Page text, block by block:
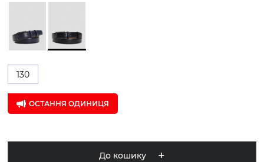
130
ОСТАННЯ ОДИНИЦЯ
До кошику